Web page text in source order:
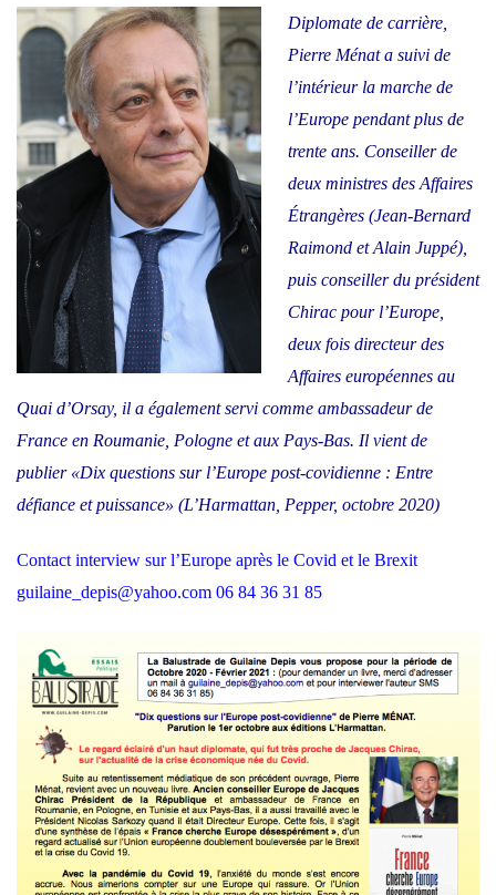
Diplomate de carrière,
Pierre Ménat a suivi de
l’intérieur la marche de
l’Europe pendant plus de
trente ans. Conseiller de
deux ministres des Affaires
Étrangères (Jean-Bernard
Raimond et Alain Juppé),
puis conseiller du président
Chirac pour l’Europe,
deux fois directeur des
Affaires européennes au
Quai d’Orsay, il a également servi comme ambassadeur de
France en Roumanie, Pologne et aux Pays-Bas. Il vient de
publier «Dix questions sur l’Europe post-covidienne : Entre
défiance et puissance» (L’Harmattan, Pepper, octobre 2020)
Contact interview sur l’Europe après le Covid et le Brexit
guilaine_depis@yahoo.com 06 84 36 31 85